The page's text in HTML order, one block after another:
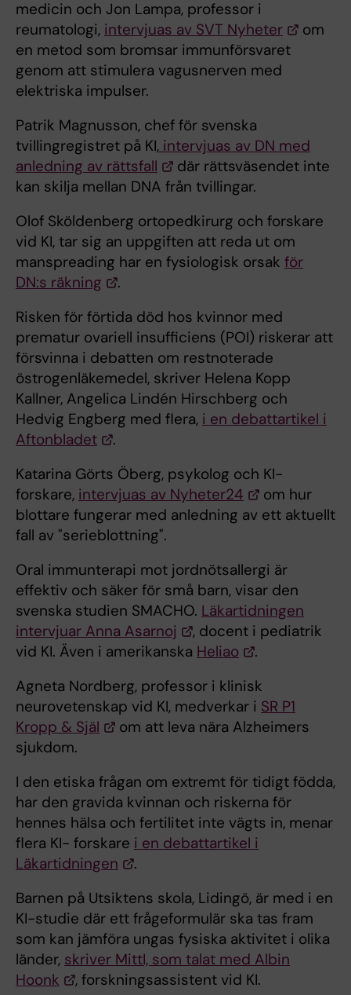
medicin och Jon Lampa, professor i
reumatologi, intervjuas av SVT Nyheter
om
en metod som bromsar immunförsvaret
genom att stimulera vagusnerven med
elektriska impulser.
Patrik Magnusson, chef för svenska
tvillingregistret på KI, intervjuas av DN med
anledning av rättsfall
där rättsväsendet inte
kan skilja mellan DNA från tvillingar.
Olof Sköldenberg ortopedkirurg och forskare
vid KI, tar sig an uppgiften att reda ut om
manspreading har en fysiologisk orsak för
DN:s räkning
.
Risken för förtida död hos kvinnor med
prematur ovariell insufficiens (POI) riskerar att
försvinna i debatten om restnoterade
östrogenläkemedel, skriver Helena Kopp
Kallner, Angelica Lindén Hirschberg och
Hedvig Engberg med flera, i en debattartikel i
Aftonbladet
.
Katarina Görts Öberg, psykolog och KI-
forskare, intervjuas av Nyheter24
om hur
blottare fungerar med anledning av ett aktuellt
fall av "serieblottning".
Oral immunterapi mot jordnötsallergi är
effektiv och säker för små barn, visar den
svenska studien SMACHO. Läkartidningen
intervjuar Anna Asarnoj
, docent i pediatrik
vid KI. Även i amerikanska Heliao
.
Agneta Nordberg, professor i klinisk
neurovetenskap vid KI, medverkar i SR P1
Kropp & Själ
om att leva nära Alzheimers
sjukdom.
I den etiska frågan om extremt för tidigt födda,
har den gravida kvinnan och riskerna för
hennes hälsa och fertilitet inte vägts in, menar
flera KI- forskare i en debattartikel i
Läkartidningen
.
Barnen på Utsiktens skola, Lidingö, är med i en
KI-studie där ett frågeformulär ska tas fram
som kan jämföra ungas fysiska aktivitet i olika
länder, skriver MittI, som talat med Albin
Hoonk
, forskningsassistent vid KI.